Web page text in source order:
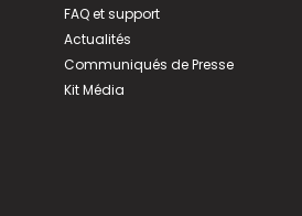
FAQ et support
Actualités
Communiqués de Presse
Kit Média